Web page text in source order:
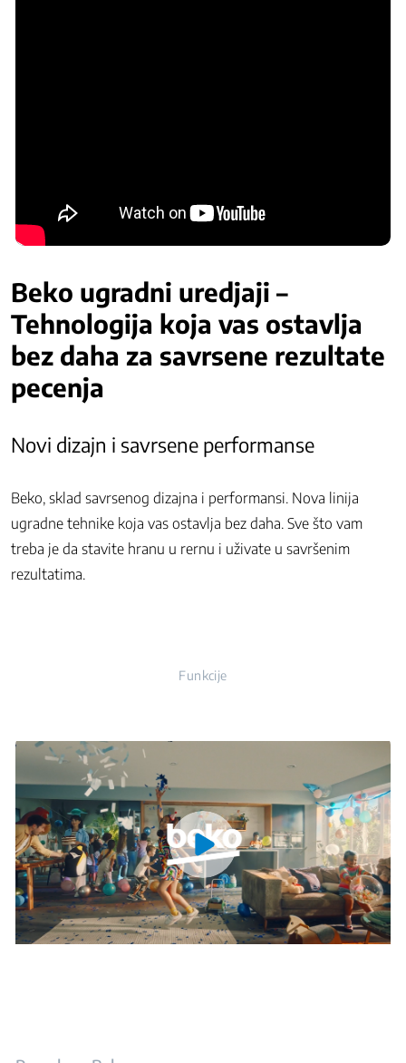
Beko ugradni uredjaji –
Tehnologija koja vas ostavlja
bez daha za savrsene rezultate
pecenja
Novi dizajn i savrsene performanse
Beko, sklad savrsenog dizajna i performansi. Nova linija
ugradne tehnike koja vas ostavlja bez daha. Sve što vam
treba je da stavite hranu u rernu i uživate u savršenim
rezultatima.
Funkcije